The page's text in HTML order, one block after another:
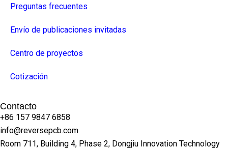
Preguntas frecuentes
Envío de publicaciones invitadas
Centro de proyectos
Cotización
Contacto
+86 157 9847 6858
info@reversepcb.com
Room 711, Building 4, Phase 2, Dongjiu Innovation Technology